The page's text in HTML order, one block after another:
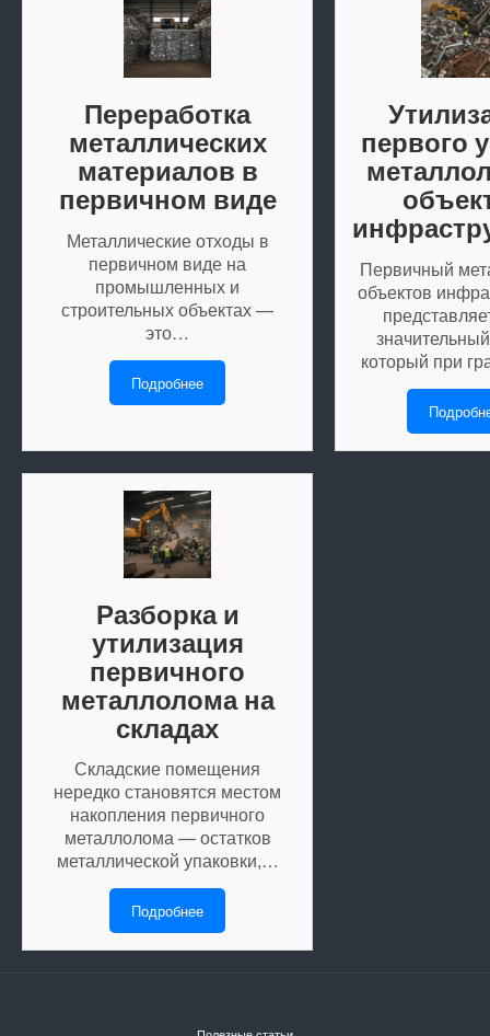
Переработка
металлических
материалов в
первичном виде
Металлические отходы в
первичном виде на
промышленных и
строительных объектах —
это…
Подробнее
первого
Первичный
объектов
который при
Разборка и
утилизация
первичного
металлолома на
складах
Складские помещения
нередко становятся местом
накопления первичного
металлолома — остатков
металлической упаковки,…
Подробнее